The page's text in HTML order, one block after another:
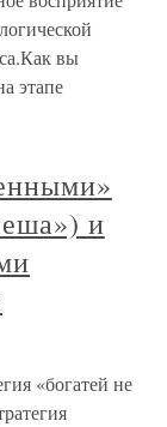
вы
этапе
и
«богатей не